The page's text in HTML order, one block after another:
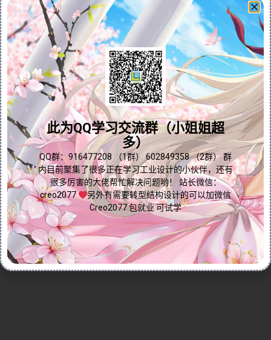
视频教程
本视频教程含图文全面解析Creo与Pro/E软件中装配功
能的使用方法，帮助用户轻松实现多个零件的组合与产
品设计。视频详细介绍了装配体的概念，指导用户如何
新建装配体，并深入讲解装配体界面的基本组成和核心
功能。同时，视频对比了高版本与低版本Creo在装配功
能上的差异，帮助用户快速适应不同版本的操作。此
外，视频还强调了在装配体中创建特征与在零件中创建
特征的区别，为用户提供更高效的设计思路。无论您是
Creo与Pro/E初学者还是资深用户，本视频都能助您快
速掌握装配功能的核心技巧，提升产品设计效率！
Continue reading...
2024-12-28 by免费Creo教程
Creo全命令教程
装配环境
0
此为QQ学习交流群（小姐姐超
多）
QQ群：916477208 （1群） 602849358 （2群） 群
内目前聚集了很多正在学习工业设计的小伙伴，还有
很多厉害的大佬帮忙解决问题哟！ 站长微信：
creo2077
另外有需要转型结构设计的可以加微信
Creo2077 包就业 可试学
问题答疑♥资料白嫖
群内有大量学习资料哟~
点我直接加群嘛